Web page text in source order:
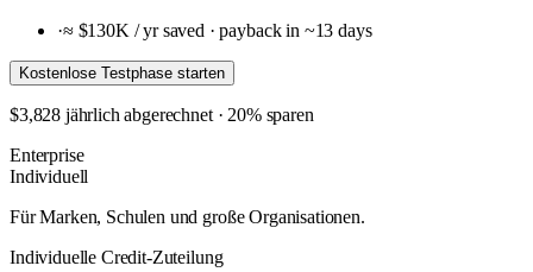
·≈ $130K / yr saved · payback in ~13 days
Kostenlose Testphase starten
$3,828 jährlich abgerechnet · 20% sparen
Enterprise
Individuell
Für Marken, Schulen und große Organisationen.
Individuelle Credit-Zuteilung